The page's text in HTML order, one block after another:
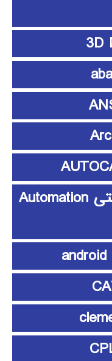
آموزش اتوماسیون صنعتی Automation